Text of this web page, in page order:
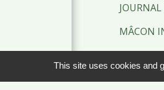
MÂCON
This site uses cookies and